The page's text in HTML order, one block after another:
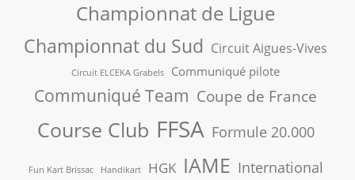
Championnat de Ligue
Championnat du Sud Circuit Aigues-Vives
Circuit ELCEKA Grabels Communiqué pilote
Communiqué Team Coupe de France
Course Club FFSA Formule 20.000
Fun Kart Brissac Handikart HGK IAME International